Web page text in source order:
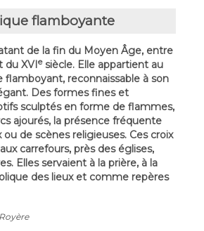
flamboyante
de la fin du Moyen Âge, entre
XVI esiècle. Elle appartient au
reconnaissable à son
Des formes fines et
sculptés en forme de flammes,
ajourés, la présence fréquente
ou de scènes religieuses. Ces croix
carrefours, près des églises,
Elles servaient à la prière, à la
des lieux et comme repères